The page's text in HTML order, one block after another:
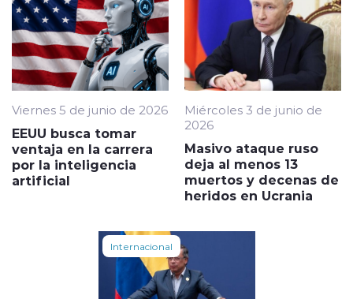
Viernes 5 de junio de 2026
EEUU busca tomar
ventaja en la carrera
por la inteligencia
artificial
Miércoles 3 de junio de
2026
Masivo ataque ruso
deja al menos 13
muertos y decenas de
heridos en Ucrania
Internacional